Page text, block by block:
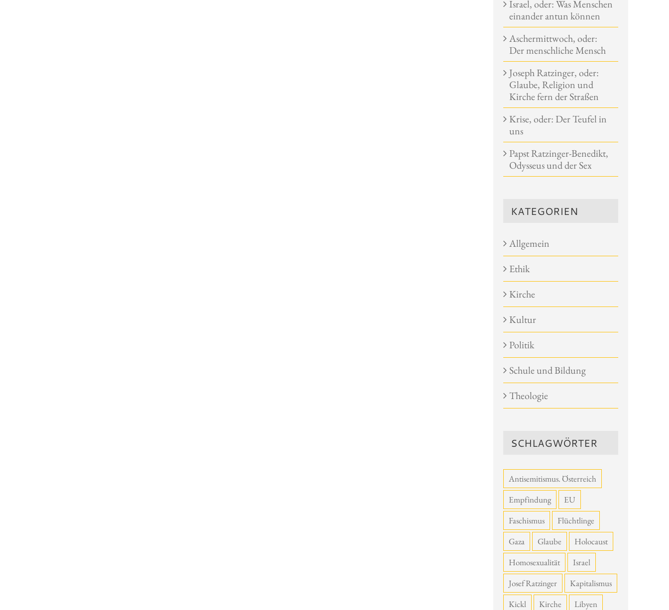
Israel, oder: Was Menschen
einander antun können
Aschermittwoch, oder:
Der menschliche Mensch
Joseph Ratzinger, oder:
Glaube, Religion und
Kirche fern der Straßen
Krise, oder: Der Teufel in
uns
Papst Ratzinger-Benedikt,
Odysseus und der Sex
KATEGORIEN
Allgemein
Ethik
Kirche
Kultur
Politik
Schule und Bildung
Theologie
SCHLAGWÖRTER
Antisemitismus. Österreich
Empfindung
EU
Faschismus
Flüchtlinge
Gaza
Glaube
Holocaust
Homosexualität
Israel
Josef Ratzinger
Kapitalismus
Kickl
Kirche
Libyen